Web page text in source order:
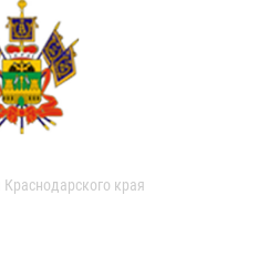
края